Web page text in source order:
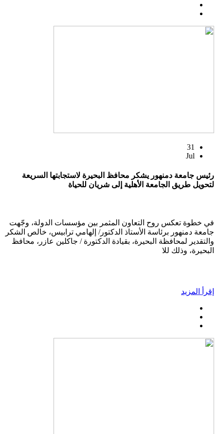
31
Jul
رئيس جامعة دمنهور يشكر محافظ البحيرة لاستجابتها السريعة
لتحويل طريق الجامعة الأهلية إلى شريان للحياة
في خطوة تعكس روح التعاون المثمر بين مؤسسات الدولة، وجّهت
جامعة دمنهور برئاسة الأستاذ الدكتور/ إلهامي ترابيس، خالص الشكر
والتقدير لمحافظة البحيرة، بقيادة الدكتورة / جاكلين عازر، محافظ
البحيرة، وذلك للا
إقرأ المزيد